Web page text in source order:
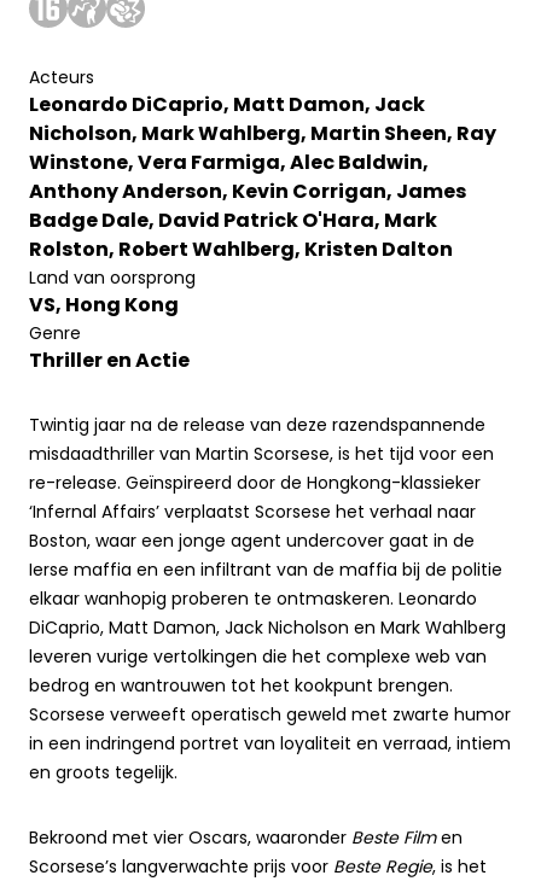
Acteurs
Leonardo DiCaprio, Matt Damon, Jack
Nicholson, Mark Wahlberg, Martin Sheen, Ray
Winstone, Vera Farmiga, Alec Baldwin,
Anthony Anderson, Kevin Corrigan, James
Badge Dale, David Patrick O'Hara, Mark
Rolston, Robert Wahlberg, Kristen Dalton
Land van oorsprong
VS, Hong Kong
Genre
Thriller en Actie
Twintig jaar na de release van deze razendspannende
misdaadthriller van Martin Scorsese, is het tijd voor een
re-release. Geïnspireerd door de Hongkong-klassieker
‘Infernal Affairs’ verplaatst Scorsese het verhaal naar
Boston, waar een jonge agent undercover gaat in de
Ierse maffia en een infiltrant van de maffia bij de politie
elkaar wanhopig proberen te ontmaskeren. Leonardo
DiCaprio, Matt Damon, Jack Nicholson en Mark Wahlberg
leveren vurige vertolkingen die het complexe web van
bedrog en wantrouwen tot het kookpunt brengen.
Scorsese verweeft operatisch geweld met zwarte humor
in een indringend portret van loyaliteit en verraad, intiem
en groots tegelijk.
Bekroond met vier Oscars, waaronder Beste Filmen
Scorsese’s langverwachte prijs voor Beste Regie, is het